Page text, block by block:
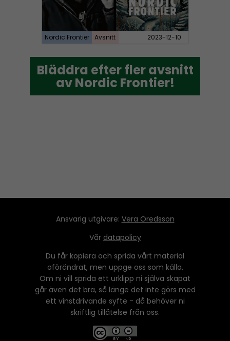
Nordic Frontier Avsnitt 2023-12-10
Bläddra efter fler avsnitt
av Nordic Frontier!
Bläddra efter fler avsnitt
av Nordic Frontier!
Ansvarig utgivare: Vera Oredsson
Vår datapolicy
Du får kopiera och sprida vårt material
oförändrat, men uppge oss som källa.
Om ni vill sprida ett urklipp ni själva skapat
går även det bra, så länge det inte görs med
ett vinstdrivande syfte - då behöver ni
skriftlig tillåtelse från oss.